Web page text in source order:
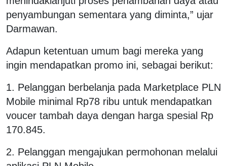
penyambungan sementara yang diminta,” ujar
Darmawan.
Adapun ketentuan umum bagi mereka yang
ingin mendapatkan promo ini, sebagai berikut:
1. Pelanggan berbelanja pada Marketplace PLN
Mobile minimal Rp78 ribu untuk mendapatkan
voucer tambah daya dengan harga spesial Rp
170.845.
2. Pelanggan mengajukan permohonan melalui